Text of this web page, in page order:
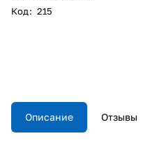
Код: 215
Описание Отзывы